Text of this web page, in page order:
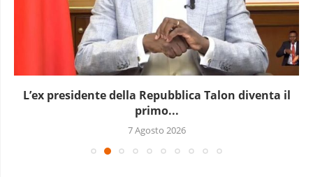
L’Uganda ha approvato l’invio di truppe a Gaza
7 Agosto 2026